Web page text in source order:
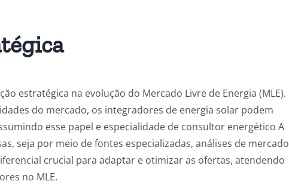
estratégica na evolução do Mercado Livre de Energia (MLE).
do mercado, os integradores de energia solar podem
esse papel e especialidade de consultor energético A
seja por meio de fontes especializadas, análises de mercado
crucial para adaptar e otimizar as ofertas, atendendo
no MLE.